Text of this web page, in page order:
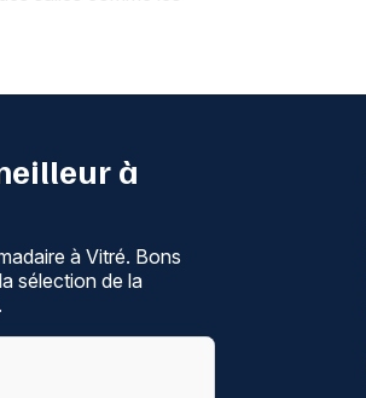
à
à Vitré. Bons
sélection de la